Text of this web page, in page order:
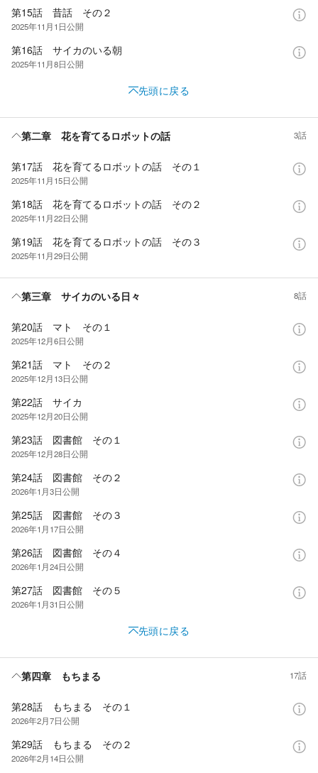
第15話 昔話 その２
2025年11月1日公開
第16話 サイカのいる朝
2025年11月8日公開
先頭に戻る
第二章 花を育てるロボットの話 3話
第17話 花を育てるロボットの話 その１
2025年11月15日公開
第18話 花を育てるロボットの話 その２
2025年11月22日公開
第19話 花を育てるロボットの話 その３
2025年11月29日公開
第三章 サイカのいる日々 8話
第20話 マト その１
2025年12月6日公開
第21話 マト その２
2025年12月13日公開
第22話 サイカ
2025年12月20日公開
第23話 図書館 その１
2025年12月28日公開
第24話 図書館 その２
2026年1月3日公開
第25話 図書館 その３
2026年1月17日公開
第26話 図書館 その４
2026年1月24日公開
第27話 図書館 その５
2026年1月31日公開
先頭に戻る
第四章 もちまる 17話
第28話 もちまる その１
2026年2月7日公開
第29話 もちまる その２
2026年2月14日公開